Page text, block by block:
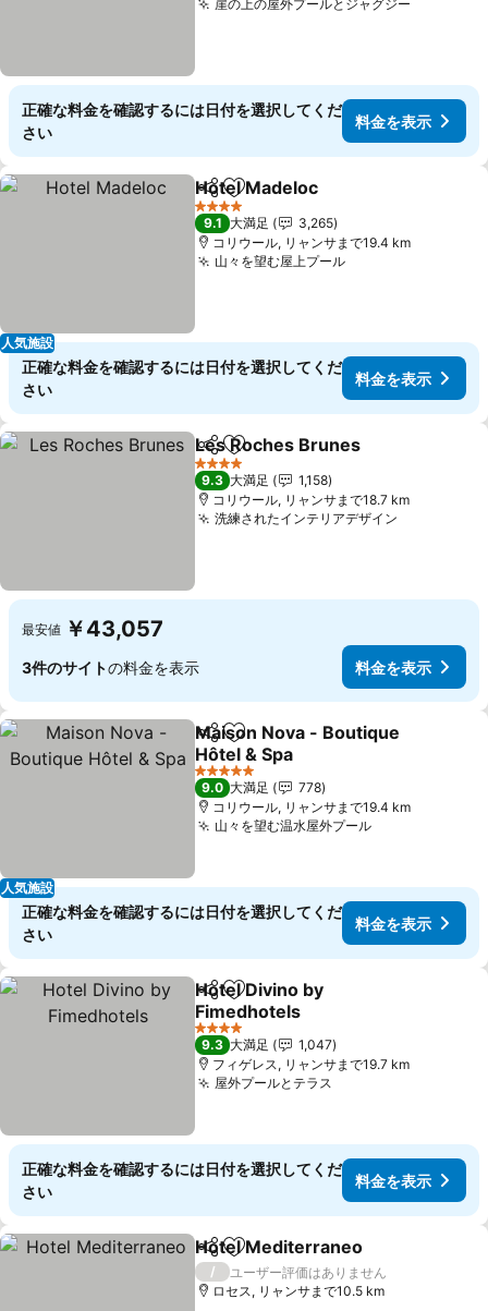
崖の上の屋外プールとジャグジー
正確な料金を確認するには日付を選択してくだ
さい
料金を表示
人気施設
シェアお気に入りに追加
Hotel Madeloc
4 ホテルのランク
9.1 大満足
3,265
コリウール, リャンサまで19.4 km
山々を望む屋上プール
正確な料金を確認するには日付を選択してくだ
さい
料金を表示
シェアお気に入りに追加
Les Roches Brunes
4 ホテルのランク
9.3 大満足
1,158
コリウール, リャンサまで18.7 km
洗練されたインテリアデザイン
最安値 ￥43,057
3件のサイトの料金を表示 料金を表示
人気施設
シェアお気に入りに追加
Maison Nova - Boutique
Hôtel & Spa
5 ホテルのランク
9.0 大満足
778
コリウール, リャンサまで19.4 km
山々を望む温水屋外プール
正確な料金を確認するには日付を選択してくだ
さい
料金を表示
シェアお気に入りに追加
Hotel Divino by
Fimedhotels
4 ホテルのランク
9.3 大満足
1,047
フィゲレス, リャンサまで19.7 km
屋外プールとテラス
正確な料金を確認するには日付を選択してくだ
さい
料金を表示
シェアお気に入りに追加
Hotel Mediterraneo
/
ユーザー評価はありません
ロセス, リャンサまで10.5 km